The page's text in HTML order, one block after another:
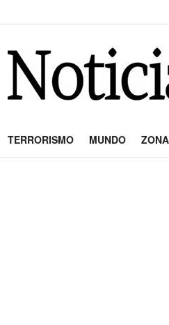
TERRORISMO MUNDO